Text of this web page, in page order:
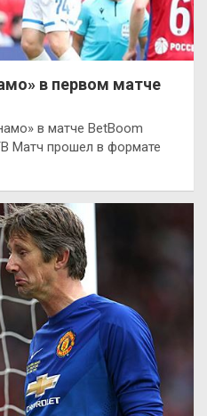
в первом матче
в матче BetBoom
Матч прошел в формате